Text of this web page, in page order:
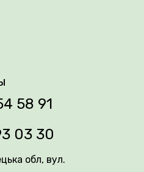
58 91
03 30
обл, вул.